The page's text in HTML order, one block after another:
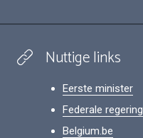
Nuttige links
Eerste minister
Federale regering
Belgium.be